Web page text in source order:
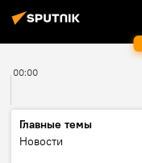
00:00
Главные темы
Новости